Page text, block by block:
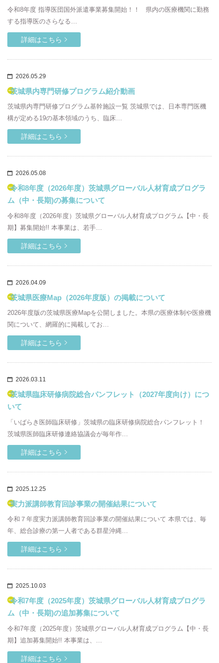
令和8年度 指導医団国外派遣事業募集開始！！ 県内の医療機関に勤務
する指導医のさらなる…
詳細はこちら
2026.05.29
茨城県内専門研修プログラム紹介動画
茨城県内専門研修プログラム基幹施設一覧 茨城県では、日本専門医機
構が定める19の基本領域のうち、臨床…
詳細はこちら
2026.05.08
令和8年度（2026年度）茨城県グローバル人材育成プログラ
ム（中・長期)の募集について
令和8年度（2026年度）茨城県グローバル人材育成プログラム【中・長
期】募集開始!! 本事業は、若手…
詳細はこちら
2026.04.09
茨城県医療Map（2026年度版）の掲載について
2026年度版の茨城県医療Mapを公開しました。本県の医療体制や医療機
関について、網羅的に掲載してお…
詳細はこちら
2026.03.11
茨城県臨床研修病院総合パンフレット（2027年度向け）につ
いて
「いばらき医師臨床研修」茨城県の臨床研修病院総合パンフレット！
茨城県医師臨床研修連絡協議会が毎年作…
詳細はこちら
2025.12.25
実力派講師教育回診事業の開催結果について
令和７年度実力派講師教育回診事業の開催結果について 本県では、毎
年、総合診療の第一人者である群星沖縄…
詳細はこちら
2025.10.03
令和7年度（2025年度）茨城県グローバル人材育成プログラ
ム（中・長期)の追加募集について
令和7年度（2025年度）茨城県グローバル人材育成プログラム【中・長
期】追加募集開始!! 本事業は、…
詳細はこちら